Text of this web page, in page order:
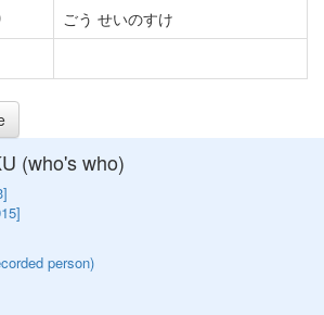
ごう せいのすけ
(who's who)
person)